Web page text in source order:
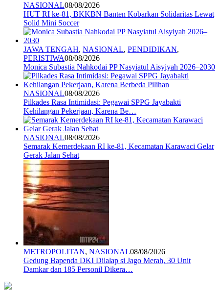
NASIONAL08/08/2026
HUT RI ke-81, BKKBN Banten Kobarkan Solidaritas Lewat
Solid Mini Soccer
JAWA TENGAH, NASIONAL, PENDIDIKAN,
PERISTIWA08/08/2026
Monica Subastia Nahkodai PP Nasyiatul Aisyiyah 2026–2030
NASIONAL08/08/2026
Pilkades Rasa Intimidasi: Pegawai SPPG Jayabakti
Kehilangan Pekerjaan, Karena Be…
NASIONAL08/08/2026
Semarak Kemerdekaan RI ke-81, Kecamatan Karawaci Gelar
Gerak Jalan Sehat
METROPOLITAN, NASIONAL08/08/2026
Gedung Bapenda DKI Dilalap si Jago Merah, 30 Unit
Damkar dan 185 Personil Dikera…